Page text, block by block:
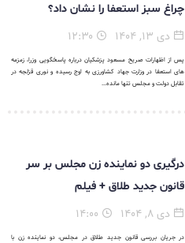
چراغ سبز استعفا را نشان داد؟
دی ۱۳, ۱۴۰۴
پس از اظهارات صریح مسعود پزشکیان درباره پاسخگویی وزرا، زمزمه
های استعفا در وزارت جهاد کشاورزی به اوج رسیده و نوری قزلجه در
تقابل دولت و مجلس تنها مانده...
درگیری دو نماینده زن مجلس بر سر
قانون جدید طلاق + فیلم
دی ۸, ۱۴۰۴
در جریان بررسی قانون جدید طلاق در مجلس، دو نماینده زن با